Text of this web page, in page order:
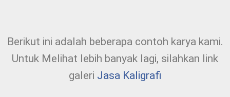
Berikut ini adalah beberapa contoh karya kami.
Untuk Melihat lebih banyak lagi, silahkan link
galeri Jasa Kaligrafi